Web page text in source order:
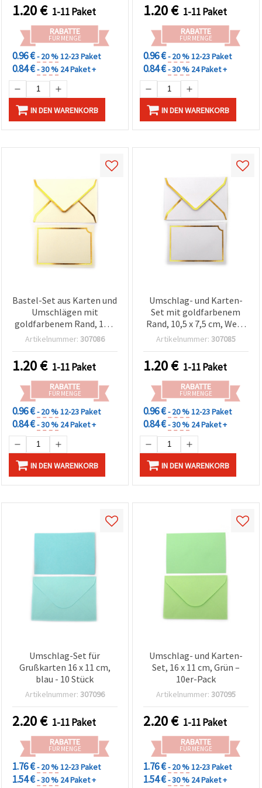
1.20€ 1-11 Paket
RABATTE
FÜR MENGE
0.96 €- 20 %12-23 Paket
0.84 €- 30 % 24 Paket +
IN DEN WARENKORB
1.20€ 1-11 Paket
RABATTE
FÜR MENGE
0.96 €- 20 %12-23 Paket
0.84 €- 30 % 24 Paket +
IN DEN WARENKORB
Bastel-Set aus Karten und
Umschlägen mit
goldfarbenem Rand, 10,5
x 7,5 cm, Ecru – 5 Stück
Artikelnummer: 307086
1.20€ 1-11 Paket
RABATTE
FÜR MENGE
0.96 €- 20 %12-23 Paket
0.84 €- 30 % 24 Paket +
IN DEN WARENKORB
Umschlag- und Karten-
Set mit goldfarbenem
Rand, 10,5 x 7,5 cm, Weiß
– 5 Stück
Artikelnummer: 307085
1.20€ 1-11 Paket
RABATTE
FÜR MENGE
0.96 €- 20 %12-23 Paket
0.84 €- 30 % 24 Paket +
IN DEN WARENKORB
Umschlag-Set für
Grußkarten 16 x 11 cm,
blau - 10 Stück
Artikelnummer: 307096
2.20€ 1-11 Paket
RABATTE
FÜR MENGE
1.76 €- 20 %12-23 Paket
1.54 €- 30 % 24 Paket +
Umschlag- und Karten-
Set, 16 x 11 cm, Grün –
10er-Pack
Artikelnummer: 307095
2.20€ 1-11 Paket
RABATTE
FÜR MENGE
1.76 €- 20 %12-23 Paket
1.54 €- 30 % 24 Paket +